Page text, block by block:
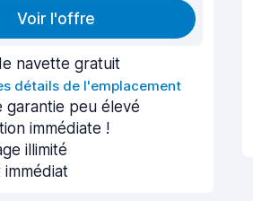
Voir l'offre
navette gratuit
détails de l'emplacement
garantie peu élevé
immédiate !
illimité
immédiat